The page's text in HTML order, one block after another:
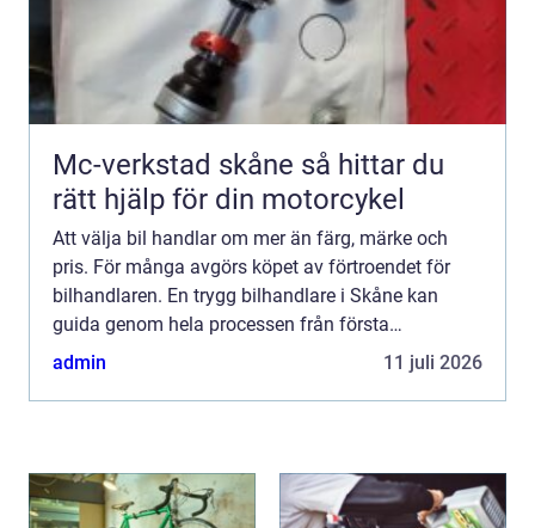
Mc-verkstad skåne så hittar du
rätt hjälp för din motorcykel
Att välja bil handlar om mer än färg, märke och
pris. För många avgörs köpet av förtroendet för
bilhandlaren. En trygg bilhandlare i Skåne kan
guida genom hela processen från första
provkörning till finansiering, försäkring och
admin 11 juli 2026